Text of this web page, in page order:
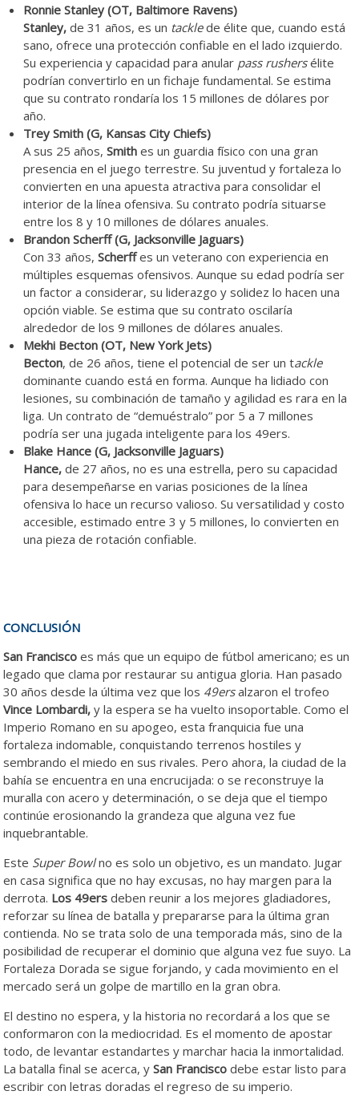
Ronnie Stanley (OT, Baltimore Ravens)
Stanley, de 31 años, es un tacklede élite que, cuando está
sano, ofrece una protección confiable en el lado izquierdo.
Su experiencia y capacidad para anular pass rushersélite
podrían convertirlo en un fichaje fundamental. Se estima
que su contrato rondaría los 15 millones de dólares por
año.
Trey Smith (G, Kansas City Chiefs)
A sus 25 años,Smith es un guardia físico con una gran
presencia en el juego terrestre. Su juventud y fortaleza lo
convierten en una apuesta atractiva para consolidar el
interior de la línea ofensiva. Su contrato podría situarse
entre los 8 y 10 millones de dólares anuales.
Brandon Scherff (G, Jacksonville Jaguars)
Con 33 años,Scherffes un veterano con experiencia en
múltiples esquemas ofensivos. Aunque su edad podría ser
un factor a considerar, su liderazgo y solidez lo hacen una
opción viable. Se estima que su contrato oscilaría
alrededor de los 9 millones de dólares anuales.
Mekhi Becton (OT, New York Jets)
Becton, de 26 años, tiene el potencial de ser un tackle
dominante cuando está en forma. Aunque ha lidiado con
lesiones, su combinación de tamaño y agilidad es rara en la
liga. Un contrato de “demuéstralo” por 5 a 7 millones
podría ser una jugada inteligente para los 49ers.
Blake Hance (G, Jacksonville Jaguars)
Hance, de 27 años, no es una estrella, pero su capacidad
para desempeñarse en varias posiciones de la línea
ofensiva lo hace un recurso valioso. Su versatilidad y costo
accesible, estimado entre 3 y 5 millones, lo convierten en
una pieza de rotación confiable.
CONCLUSIÓN
San Francisco es más que un equipo de fútbol americano; es un
legado que clama por restaurar su antigua gloria. Han pasado
30 años desde la última vez que los 49ersalzaron el trofeo
Vince Lombardi, y la espera se ha vuelto insoportable. Como el
Imperio Romano en su apogeo, esta franquicia fue una
fortaleza indomable, conquistando terrenos hostiles y
sembrando el miedo en sus rivales. Pero ahora, la ciudad de la
bahía se encuentra en una encrucijada: o se reconstruye la
muralla con acero y determinación, o se deja que el tiempo
continúe erosionando la grandeza que alguna vez fue
inquebrantable.
Este Super Bowlno es solo un objetivo, es un mandato. Jugar
en casa significa que no hay excusas, no hay margen para la
derrota. Los 49ers deben reunir a los mejores gladiadores,
reforzar su línea de batalla y prepararse para la última gran
contienda. No se trata solo de una temporada más, sino de la
posibilidad de recuperar el dominio que alguna vez fue suyo. La
Fortaleza Dorada se sigue forjando, y cada movimiento en el
mercado será un golpe de martillo en la gran obra.
El destino no espera, y la historia no recordará a los que se
conformaron con la mediocridad. Es el momento de apostar
todo, de levantar estandartes y marchar hacia la inmortalidad.
La batalla final se acerca, ySan Francisco debe estar listo para
escribir con letras doradas el regreso de su imperio.